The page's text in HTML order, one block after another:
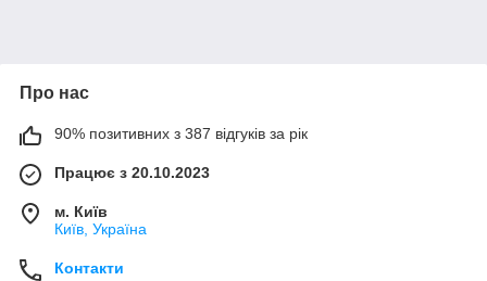
Про нас
90% позитивних з 387 відгуків за рік
Працює з 20.10.2023
м. Київ
Київ, Україна
Контакти